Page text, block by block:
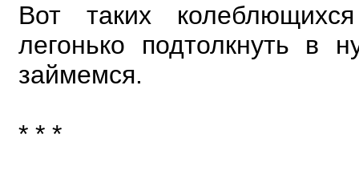
Вот таких
легонько подтолкнуть в
займемся.
* * *